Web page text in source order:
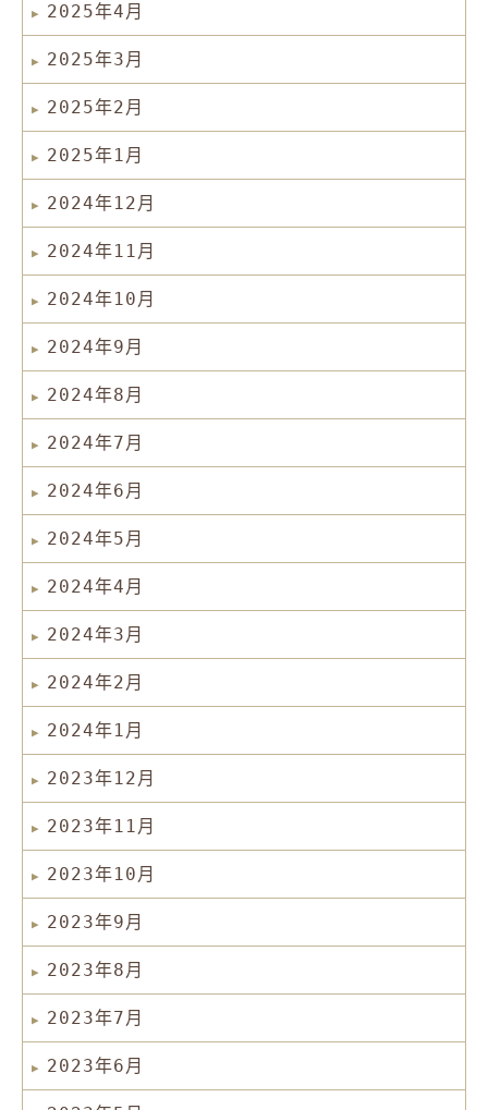
2025年4月
2025年3月
2025年2月
2025年1月
2024年12月
2024年11月
2024年10月
2024年9月
2024年8月
2024年7月
2024年6月
2024年5月
2024年4月
2024年3月
2024年2月
2024年1月
2023年12月
2023年11月
2023年10月
2023年9月
2023年8月
2023年7月
2023年6月